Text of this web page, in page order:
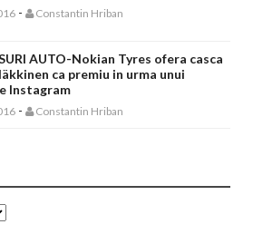
- Constantin Hriban
AUTO-Nokian Tyres ofera casca
ca premiu in urma unui
Instagram
- Constantin Hriban